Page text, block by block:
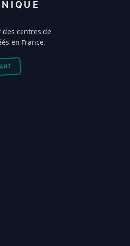
des centres de
en France.